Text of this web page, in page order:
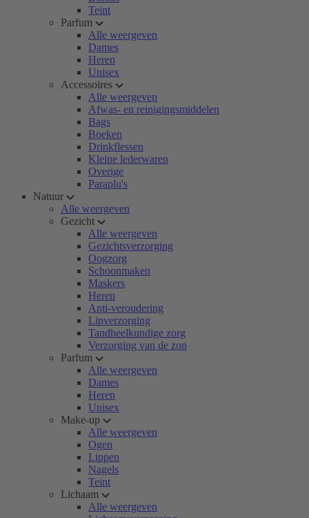
Teint
Parfum
Alle weergeven
Dames
Heren
Unisex
Accessoires
Alle weergeven
Afwas- en reinigingsmiddelen
Bags
Boeken
Drinkflessen
Kleine lederwaren
Overige
Paraplu's
Natuur
Alle weergeven
Gezicht
Alle weergeven
Gezichtsverzorging
Oogzorg
Schoonmaken
Maskers
Heren
Anti-veroudering
Lipverzorging
Tandheelkundige zorg
Verzorging van de zon
Parfum
Alle weergeven
Dames
Heren
Unisex
Make-up
Alle weergeven
Ogen
Lippen
Nagels
Teint
Lichaam
Alle weergeven